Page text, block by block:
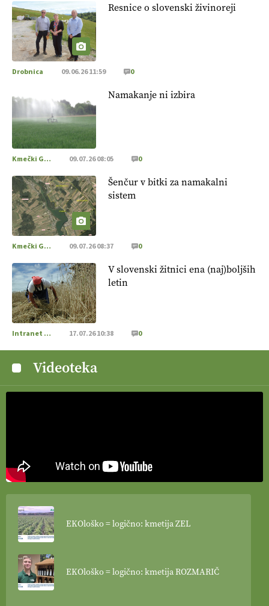
Resnice o slovenski živinoreji
Drobnica 09.06.26 11:59 0
Namakanje ni izbira
Kmečki Glas 09.07.26 08:05 0
Šenčur v bitki za namakalni
sistem
Kmečki Glas 09.07.26 08:37 0
V slovenski žitnici ena (naj)boljših
letin
Intranet Kmečki Glas 17.07.26 10:38 0
Videoteka
EKOloško = logično: kmetija ZEL
EKOloško = logično: kmetija ROZMARIČ